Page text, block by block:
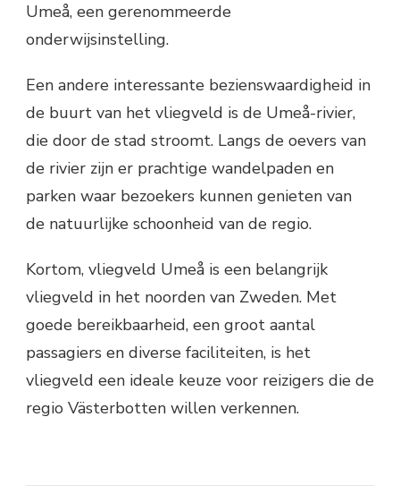
Umeå, een gerenommeerde
onderwijsinstelling.
Een andere interessante bezienswaardigheid in
de buurt van het vliegveld is de Umeå-rivier,
die door de stad stroomt. Langs de oevers van
de rivier zijn er prachtige wandelpaden en
parken waar bezoekers kunnen genieten van
de natuurlijke schoonheid van de regio.
Kortom, vliegveld Umeå is een belangrijk
vliegveld in het noorden van Zweden. Met
goede bereikbaarheid, een groot aantal
passagiers en diverse faciliteiten, is het
vliegveld een ideale keuze voor reizigers die de
regio Västerbotten willen verkennen.